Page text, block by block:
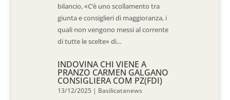
bilancio, «C’è uno scollamento tra
giunta e consiglieri di maggioranza, i
quali non vengono messi al corrente
di tutte le scelte» di...
INDOVINA CHI VIENE A
PRANZO CARMEN GALGANO
CONSIGLIERA COM PZ(FDI)
13/12/2025 | Basilicatanews